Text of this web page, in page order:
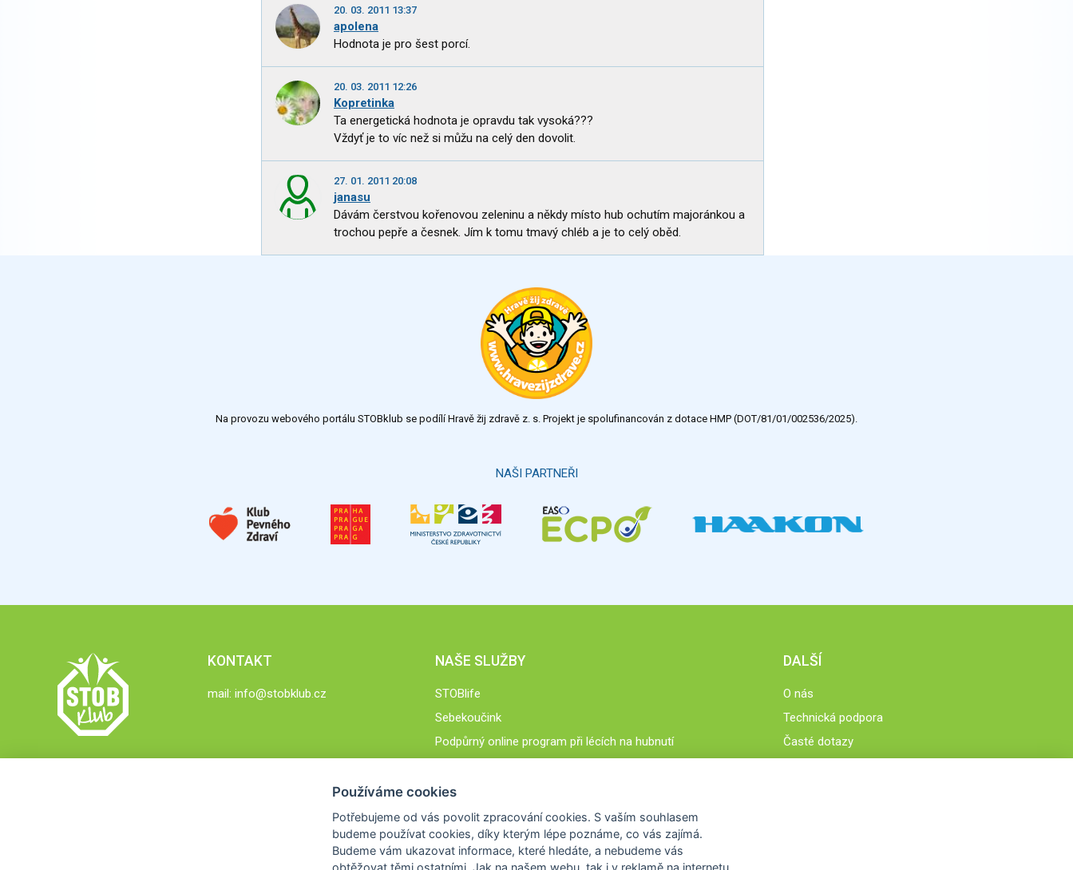
20. 03. 2011 13:37
apolena
Hodnota je pro šest porcí.
20. 03. 2011 12:26
Kopretinka
Ta energetická hodnota je opravdu tak vysoká???
Vždyť je to víc než si můžu na celý den dovolit.
27. 01. 2011 20:08
janasu
Dávám čerstvou kořenovou zeleninu a někdy místo hub ochutím majoránkou a
trochou pepře a česnek. Jím k tomu tmavý chléb a je to celý oběd.
Na provozu webového portálu STOBklub se podílí Hravě žij zdravě z. s. Projekt je spolufinancován z dotace HMP (DOT/81/01/002536/2025).
NAŠI PARTNEŘI
KONTAKT
mail: info@stobklub.cz
NAŠE SLUŽBY
STOBlife
Sebekoučink
Podpůrný online program při lécích na hubnutí
DALŠÍ
O nás
Technická podpora
Časté dotazy
Používáme cookies
Potřebujeme od vás povolit zpracování cookies. S vaším souhlasem
budeme používat cookies, díky kterým lépe poznáme, co vás zajímá.
Budeme vám ukazovat informace, které hledáte, a nebudeme vás